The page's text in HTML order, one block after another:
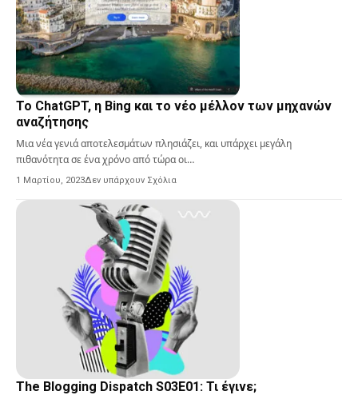
Το ChatGPT, η Bing και το νέο μέλλον των μηχανών
αναζήτησης
Μια νέα γενιά αποτελεσμάτων πλησιάζει, και υπάρχει μεγάλη
πιθανότητα σε ένα χρόνο από τώρα οι…
1 Μαρτίου, 2023Δεν υπάρχουν Σχόλια
The Blogging Dispatch S03E01: Τι έγινε;